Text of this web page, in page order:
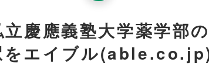
立慶應義塾大学薬学部の
をエイブル(able.co.jp)